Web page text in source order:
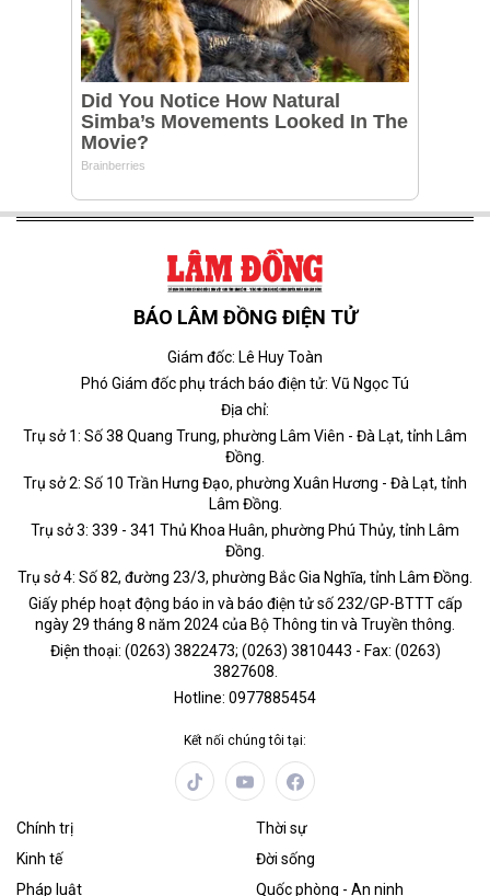
BÁO LÂM ĐỒNG ĐIỆN TỬ
Giám đốc: Lê Huy Toàn
Phó Giám đốc phụ trách báo điện tử: Vũ Ngọc Tú
Địa chỉ:
Trụ sở 1: Số 38 Quang Trung, phường Lâm Viên - Đà Lạt, tỉnh Lâm
Đồng.
Trụ sở 2: Số 10 Trần Hưng Đạo, phường Xuân Hương - Đà Lạt, tỉnh
Lâm Đồng.
Trụ sở 3: 339 - 341 Thủ Khoa Huân, phường Phú Thủy, tỉnh Lâm
Đồng.
Trụ sở 4: Số 82, đường 23/3, phường Bắc Gia Nghĩa, tỉnh Lâm Đồng.
Giấy phép hoạt động báo in và báo điện tử số 232/GP-BTTT cấp
ngày 29 tháng 8 năm 2024 của Bộ Thông tin và Truyền thông.
Điện thoại: (0263) 3822473; (0263) 3810443 - Fax: (0263)
3827608.
Hotline: 0977885454
Kết nối chúng tôi tại:
Chính trị
Thời sự
Kinh tế
Đời sống
Pháp luật
Quốc phòng - An ninh